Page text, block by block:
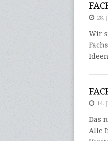
28.
Wir
14.
Das
Alle